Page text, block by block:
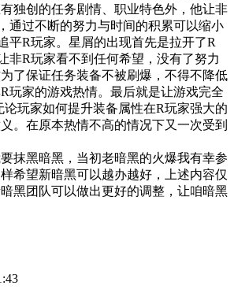
独创的任务剧情、职业特色外，他让非
通过不断的努力与时间的积累可以缩小
平R玩家。星屑的出现首先是拉开了R
非R玩家看不到任何希望，没有了努力
了保证任务装备不被刷爆，不得不降低
玩家的游戏热情。最后就是让游戏完全
论玩家如何提升装备属性在R玩家强大的
。在原本热情不高的情况下又一次受到
抹黑暗黑，当初老暗黑的火爆我有幸参
希望新暗黑可以越办越好，上述内容仅
黑团队可以做出更好的调整，让咱暗黑